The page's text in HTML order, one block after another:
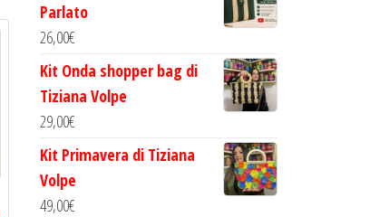
Parlato
26,00€
Kit Onda shopper bag di
Tiziana Volpe
29,00€
Kit Primavera di Tiziana
Volpe
49,00€